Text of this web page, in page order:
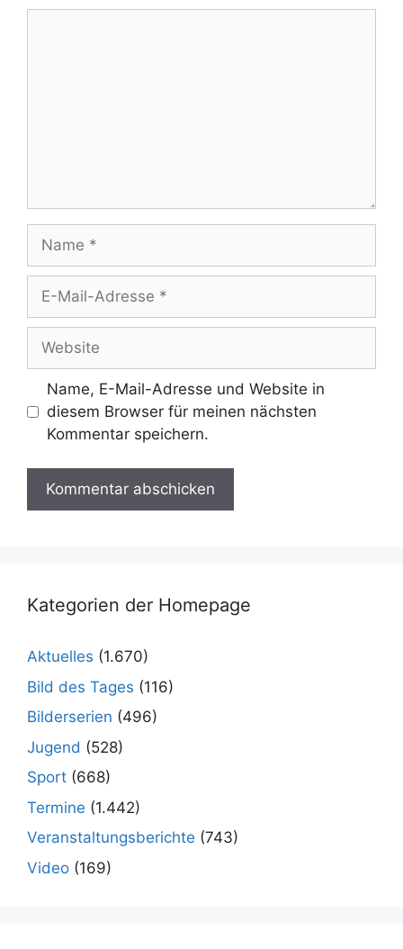
Mail-
Adresse
Name, E-Mail-Adresse und Website in
diesem Browser für meinen nächsten
Kommentar speichern.
Kategorien der Homepage
Aktuelles (1.670)
Bild des Tages (116)
Bilderserien (496)
Jugend (528)
Sport (668)
Termine (1.442)
Veranstaltungsberichte (743)
Video (169)